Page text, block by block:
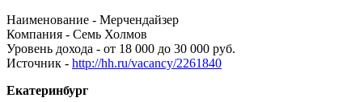
Наименование - Мерчендайзер
Компания - Семь Холмов
Уровень дохода - от 18 000 до 30 000 руб.
Источник - http://hh.ru/vacancy/2261840
Екатеринбург